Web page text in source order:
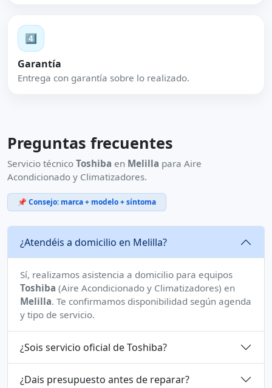
4️⃣
Garantía
Entrega con garantía sobre lo realizado.
Preguntas frecuentes
Servicio técnico Toshiba en Melilla para Aire
Acondicionado y Climatizadores.
📌 Consejo: marca + modelo + síntoma
¿Atendéis a domicilio en Melilla?
Sí, realizamos asistencia a domicilio para equipos
Toshiba (Aire Acondicionado y Climatizadores) en
Melilla. Te confirmamos disponibilidad según agenda
y tipo de servicio.
¿Sois servicio oficial de Toshiba?
¿Dais presupuesto antes de reparar?